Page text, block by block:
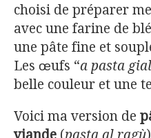
choisi de préparer
avec une farine de
une pâte fine et
Les œufs “a pasta
belle couleur et une
Voici ma version de